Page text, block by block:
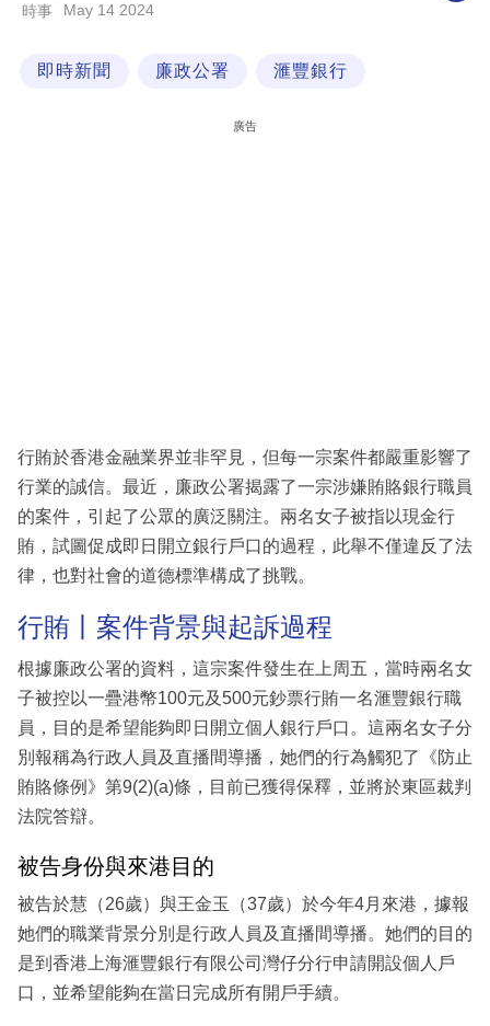
科
區
時事 May 14 2024
即時新聞 廉政公署 滙豐銀行
廣告
行賄於香港金融業界並非罕見，但每一宗案件都嚴重影響了
行業的誠信。最近，廉政公署揭露了一宗涉嫌賄賂銀行職員
的案件，引起了公眾的廣泛關注。兩名女子被指以現金行
賄，試圖促成即日開立銀行戶口的過程，此舉不僅違反了法
律，也對社會的道德標準構成了挑戰。
行賄丨案件背景與起訴過程
根據廉政公署的資料，這宗案件發生在上周五，當時兩名女
子被控以一疊港幣100元及500元鈔票行賄一名滙豐銀行職
員，目的是希望能夠即日開立個人銀行戶口。這兩名女子分
別報稱為行政人員及直播間導播，她們的行為觸犯了《防止
賄賂條例》第9(2)(a)條，目前已獲得保釋，並將於東區裁判
法院答辯。
被告身份與來港目的
被告於慧（26歲）與王金玉（37歲）於今年4月來港，據報
她們的職業背景分別是行政人員及直播間導播。她們的目的
是到香港上海滙豐銀行有限公司灣仔分行申請開設個人戶
口，並希望能夠在當日完成所有開戶手續。